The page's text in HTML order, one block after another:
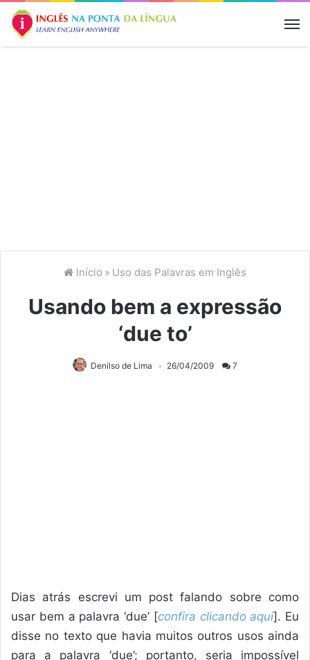
Início » Uso das Palavras em Inglês
Usando bem a expressão
‘due to’
Denilso de Lima 26/04/2009 7
Dias atrás escrevi um post falando sobre como
usar bem a palavra ‘due’ [confira clicando aqui]. Eu
disse no texto que havia muitos outros usos ainda
para a palavra ‘due’; portanto, seria impossível